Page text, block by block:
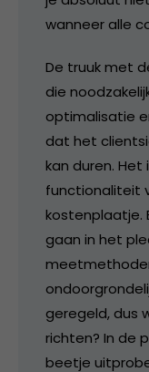
wanneer alle
De truuk met
die
optimalisatie
dat het
kan duren.
functionaliteit
kostenplaatje.
gaan in het
geregeld, dus
richten? In de
beetje